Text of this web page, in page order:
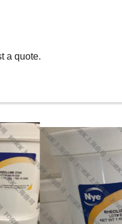
a quote.